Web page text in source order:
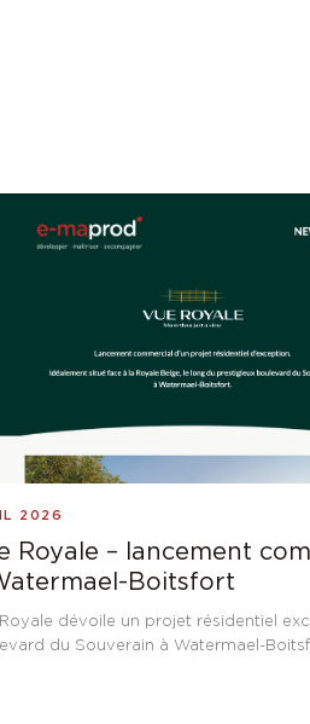
2026
Royale – lancement
Boitsfort
dévoile un projet résidentiel
du Souverain à Watermael-